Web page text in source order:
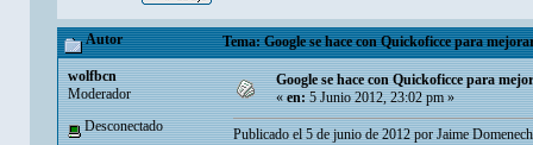
Autor Tema: Google se hace con Quickoficce para
wolfbcn
Moderador
Desconectado
Google se hace con Quickoficce para
«en:5 Junio 2012, 23:02 pm »
Publicado el 5 de junio de 2012 por Jaime Domenech